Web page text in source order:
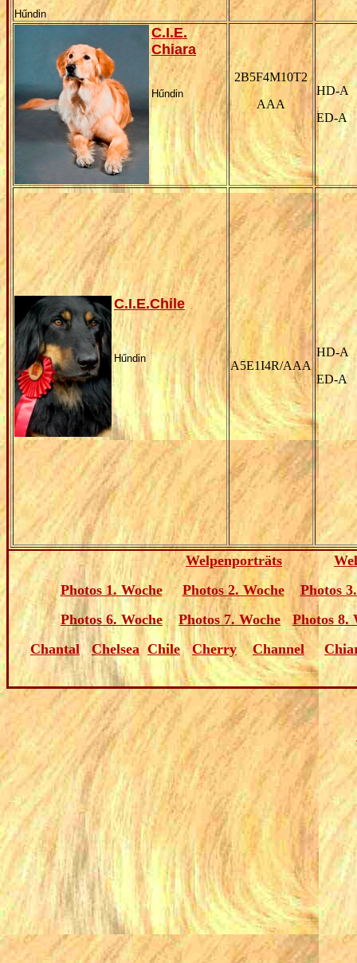
Hűndin
C.I.E.
Chiara
Hűndin
2B5F4M10T2
AAA
HD-A
ED-A
C.I.E.Chile
Hűndin
A5E1I4R/AAA
HD-A
ED-A
Welpenporträts
Photos 1. Woche
Photos 2. Woche
Photos
Photos 6. Woche
Photos 7. Woche
Photos 8.
Chantal
Chelsea Chile Cherry Channel